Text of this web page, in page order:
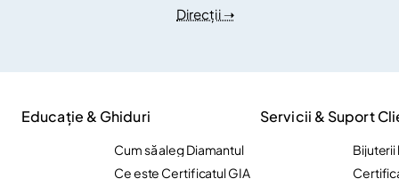
Direcții ➝
Educație & Ghiduri
Cum să aleg Diamantul
Ce este Certificatul GIA
Servicii & Suport
Bijuterii